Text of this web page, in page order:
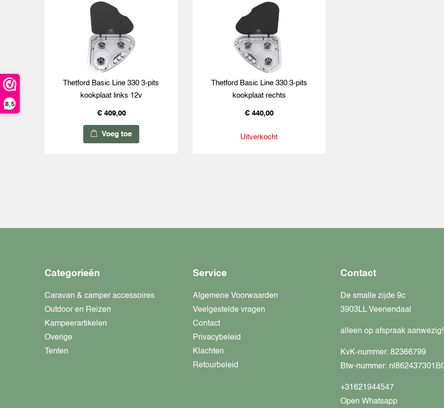
8,5
Thetford Basic Line 330 3-pits
kookplaat links 12v
€ 409,00
Voeg toe
Thetford Basic Line 330 3-pits
kookplaat rechts
€ 440,00
Uitverkocht
Categorieën
Caravan & camper accessoires
Outdoor en Reizen
Kampeerartikelen
Overige
Tenten
Service
Algemene Voorwaarden
Veelgestelde vragen
Contact
Privacybeleid
Klachten
Retourbeleid
Contact
De smalle zijde 9c
3903LL Veenendaal
alleen op afspraak aanwezig!
KvK-nummer: 82366799
Btw-nummer:
+31621944547
Open Whatsapp